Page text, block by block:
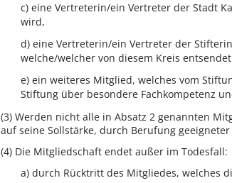
c) eine Vertreterin/ein Vertreter der Stadt
wird,
d) eine Vertreterin/ein Vertreter der
welche/welcher von diesem Kreis
e) ein weiteres Mitglied, welches vom
Stiftung über besondere Fachkompetenz
(3) Werden nicht alle in Absatz 2 genannten
auf seine Sollstärke, durch Berufung
(4) Die Mitgliedschaft endet außer im Todesfall:
a) durch Rücktritt des Mitgliedes, welches